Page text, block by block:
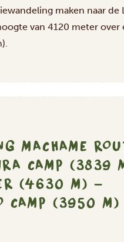
maken naar de
van 4120 meter over
MACHAME
CAMP (3839
(4630 M) -
CAMP (3950 M)